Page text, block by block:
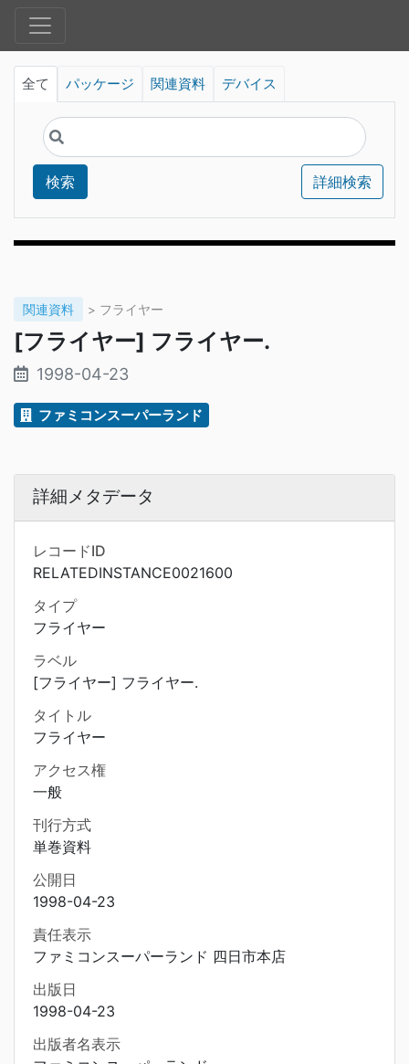
全て パッケージ 関連資料 デバイス
検索 詳細検索
関連資料 > フライヤー
[フライヤー] フライヤー.
1998-04-23
ファミコンスーパーランド
詳細メタデータ
レコードID
RELATEDINSTANCE0021600
タイプ
フライヤー
ラベル
[フライヤー] フライヤー.
タイトル
フライヤー
アクセス権
一般
刊行方式
単巻資料
公開日
1998-04-23
責任表示
ファミコンスーパーランド 四日市本店
出版日
1998-04-23
出版者名表示